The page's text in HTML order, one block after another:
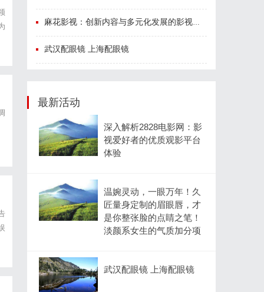
麻花影视：创新内容与多元化发展的影视新势力
武汉配眼镜 上海配眼镜
最新活动
深入解析2828电影网：影
视爱好者的优质观影平台
体验
温婉灵动，一眼万年！久
匠量身定制的眉眼唇，才
是你整张脸的点睛之笔！
淡颜系女生的气质加分项
武汉配眼镜 上海配眼镜